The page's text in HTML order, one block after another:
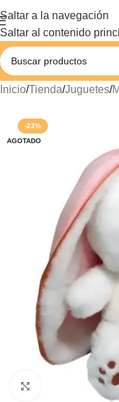
Saltar a la navegación
Saltar al contenido
Inicio/Tienda/Juguetes/
-23%
AGOTADO
Haga clic para